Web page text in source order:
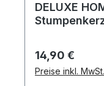
DELUXE
Regulärer
14,90 €
Preise inkl.